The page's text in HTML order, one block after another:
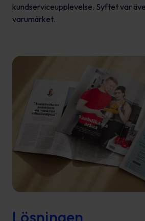
kundserviceupplevelse. Syftet var
varumärket.